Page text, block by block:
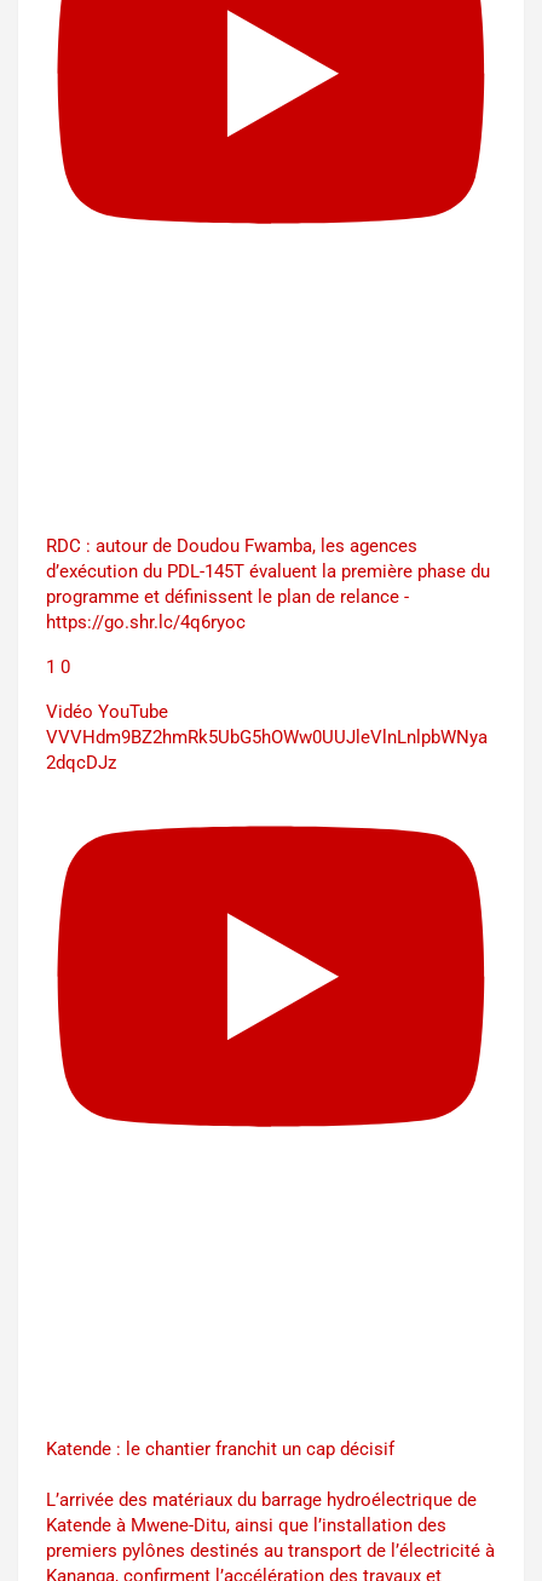
RDC : autour de Doudou Fwamba, les agences
d’exécution du PDL-145T évaluent la première phase du
programme et définissent le plan de relance -
https://go.shr.lc/4q6ryoc
1 0
Vidéo YouTube
VVVHdm9BZ2hmRk5UbG5hOWw0UUJleVlnLnlpbWNya
2dqcDJz
Katende : le chantier franchit un cap décisif
L’arrivée des matériaux du barrage hydroélectrique de
Katende à Mwene-Ditu, ainsi que l’installation des
premiers pylônes destinés au transport de l’électricité à
Kananga, confirment l’accélération des travaux et